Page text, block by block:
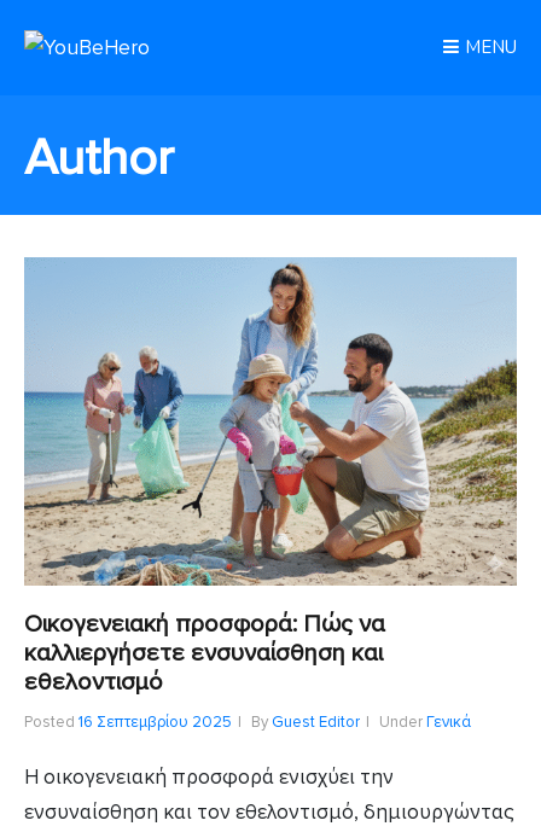
MENU
Author
Οικογενειακή προσφορά: Πώς να
καλλιεργήσετε ενσυναίσθηση και
εθελοντισμό
Posted 16 Σεπτεμβρίου 2025 By Guest Editor UnderΓενικά
Η οικογενειακή προσφορά ενισχύει την
ενσυναίσθηση και τον εθελοντισμό, δημιουργώντας